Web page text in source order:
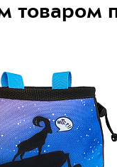
товаром